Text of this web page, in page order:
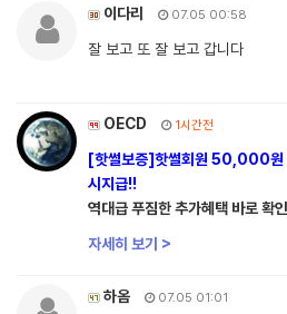
이다리 07.05 00:58
잘 보고 또 잘 보고 갑니다
OECD 1시간전
[핫썰보증]핫썰회원 50,000
시지급!!
역대급 푸짐한 추가혜택 바로 확
자세히 보기 >
하옴 07.05 01:01